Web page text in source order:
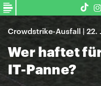
Crowdstrike-Ausfall | 22.
Wer haftet
IT-Panne?